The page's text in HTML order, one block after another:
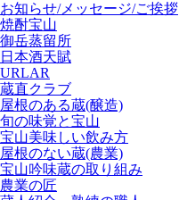
お知らせ/メッセージ/ご挨拶
焼酎宝山
御岳蒸留所
日本酒天賦
URLAR
蔵直クラブ
屋根のある蔵(醸造)
旬の味覚と宝山
宝山美味しい飲み方
屋根のない蔵(農業)
宝山吟味蔵の取り組み
農業の匠